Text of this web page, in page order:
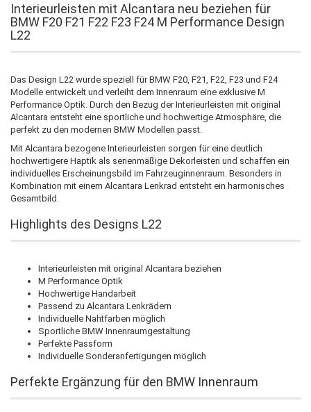
Interieurleisten mit Alcantara neu beziehen für
BMW F20 F21 F22 F23 F24 M Performance Design
L22
Das Design L22 wurde speziell für BMW F20, F21, F22, F23 und F24
Modelle entwickelt und verleiht dem Innenraum eine exklusive M
Performance Optik. Durch den Bezug der Interieurleisten mit original
Alcantara entsteht eine sportliche und hochwertige Atmosphäre, die
perfekt zu den modernen BMW Modellen passt.
Mit Alcantara bezogene Interieurleisten sorgen für eine deutlich
hochwertigere Haptik als serienmäßige Dekorleisten und schaffen ein
individuelles Erscheinungsbild im Fahrzeuginnenraum. Besonders in
Kombination mit einem Alcantara Lenkrad entsteht ein harmonisches
Gesamtbild.
Highlights des Designs L22
Interieurleisten mit original Alcantara beziehen
M Performance Optik
Hochwertige Handarbeit
Passend zu Alcantara Lenkrädern
Individuelle Nahtfarben möglich
Sportliche BMW Innenraumgestaltung
Perfekte Passform
Individuelle Sonderanfertigungen möglich
Perfekte Ergänzung für den BMW Innenraum